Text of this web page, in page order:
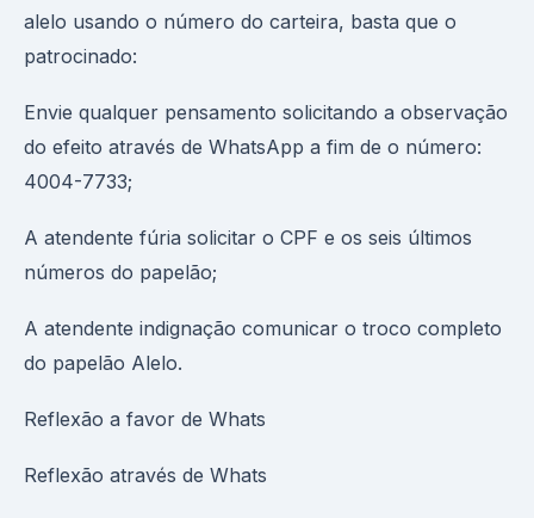
alelo usando o número do carteira, basta que o
patrocinado:
Envie qualquer pensamento solicitando a observação
do efeito através de WhatsApp a fim de o número:
4004-7733;
A atendente fúria solicitar o CPF e os seis últimos
números do papelão;
A atendente indignação comunicar o troco completo
do papelão Alelo.
Reflexão a favor de Whats
Reflexão através de Whats